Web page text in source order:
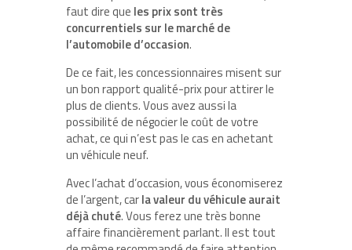
faut dire que les prix sont très
concurrentiels sur le marché de
l’automobile d’occasion.
De ce fait, les concessionnaires misent sur
un bon rapport qualité-prix pour attirer le
plus de clients. Vous avez aussi la
possibilité de négocier le coût de votre
achat, ce qui n’est pas le cas en achetant
un véhicule neuf.
Avec l’achat d’occasion, vous économiserez
de l’argent, carla valeur du véhicule aurait
déjà chuté. Vous ferez une très bonne
affaire financièrement parlant. Il est tout